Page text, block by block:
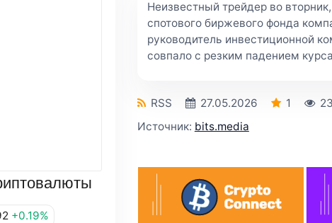
+0.19%
Неизвестный трейдер во
спотового биржевого фонда
руководитель инвестиционной
совпало с резким падением
RSS 27.05.2026 1
Источник: bits.media